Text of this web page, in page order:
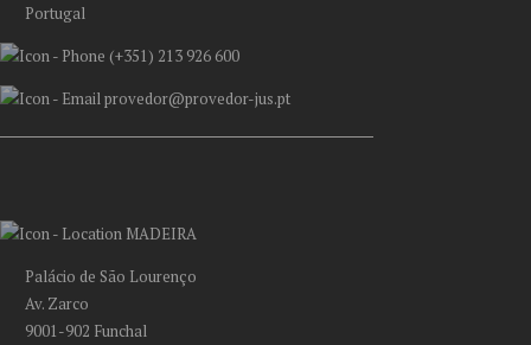
Portugal
(+351) 213 926 600
provedor@provedor-jus.pt
MADEIRA
Palácio de São Lourenço
Av. Zarco
9001-902 Funchal